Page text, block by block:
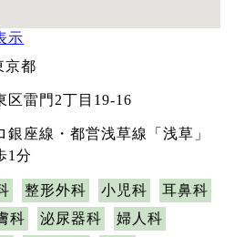
示
都
区雷門2丁目19-16
銀座線・都営浅草線「浅草」
1分
整形外科 小児科
耳鼻科
科 泌尿器科
婦人科